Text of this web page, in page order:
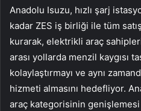
Anadolu Isuzu, hızlı şarj
kadar ZES iş birliği ile tüm
kurarak, elektrikli araç
arası yollarda menzil kaygısı
kolaylaştırmayı ve aynı
hizmeti almasını hedefliyor.
araç kategorisinin